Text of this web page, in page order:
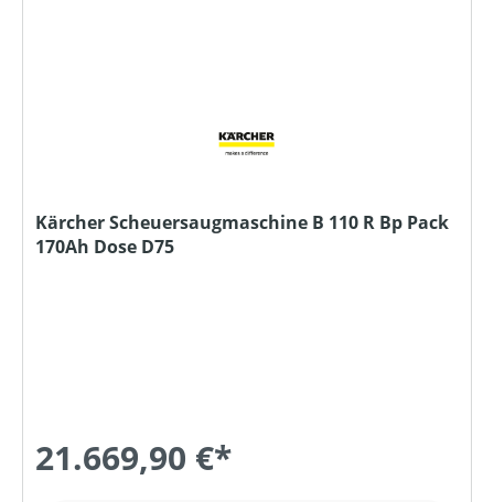
Kärcher Scheuersaugmaschine B 110 R Bp Pack
170Ah Dose D75
21.669,90 €*